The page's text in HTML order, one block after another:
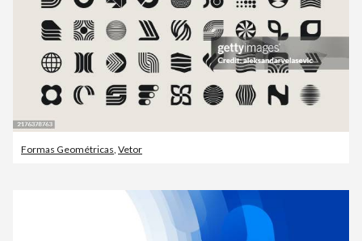
Formas Geométricas Vetor